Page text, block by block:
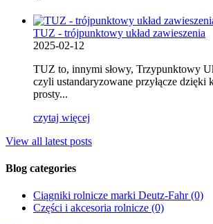
TUZ - trójpunktowy układ zawieszenia
2025-02-12
TUZ to, innymi słowy, Trzypunktowy
czyli ustandaryzowane przyłącze dzięki
prosty...
czytaj więcej
View all latest posts
Blog categories
Ciągniki rolnicze marki Deutz-Fahr (0)
Części i akcesoria rolnicze (0)